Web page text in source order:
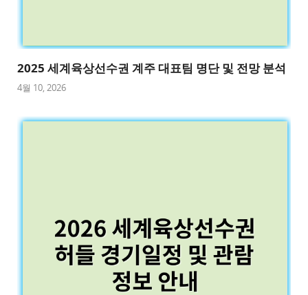
2025 세계육상선수권 계주 대표팀 명단 및 전망 분석
4월 10, 2026